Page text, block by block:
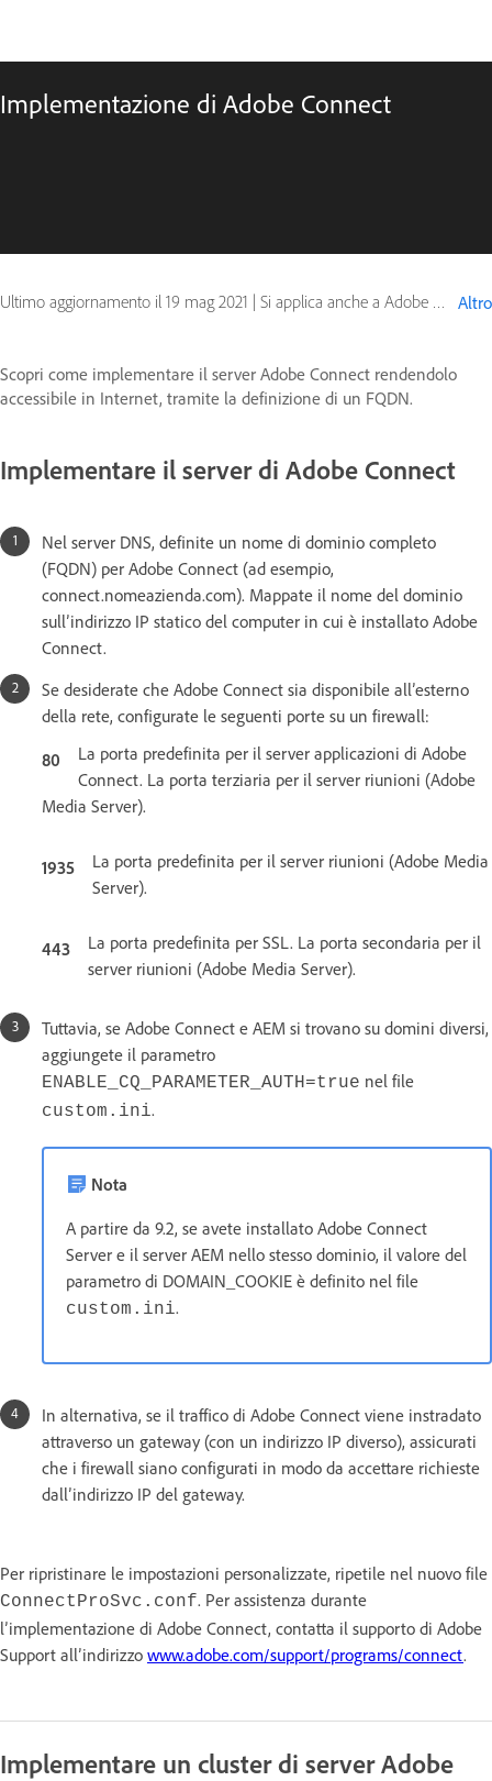
Implementazione di Adobe Connect
Ultimo aggiornamento il 19 mag 2021 | Si applica anche a Adobe Connect 10, Adobe Connect 9 Altro
Scopri come implementare il server Adobe Connect rendendolo
accessibile in Internet, tramite la definizione di un FQDN.
Implementare il server di Adobe Connect
Nel server DNS, definite un nome di dominio completo
(FQDN) per Adobe Connect (ad esempio,
connect.nomeazienda.com). Mappate il nome del dominio
sull’indirizzo IP statico del computer in cui è installato Adobe
Connect.
Se desiderate che Adobe Connect sia disponibile all’esterno
della rete, configurate le seguenti porte su un firewall:
80
La porta predefinita per il server applicazioni di Adobe
Connect. La porta terziaria per il server riunioni (Adobe
Media Server).
1935
La porta predefinita per il server riunioni (Adobe Media
Server).
443
La porta predefinita per SSL. La porta secondaria per il
server riunioni (Adobe Media Server).
Tuttavia, se Adobe Connect e AEM si trovano su domini diversi,
aggiungete il parametro
ENABLE_CQ_PARAMETER_AUTH=true nel file
custom.ini.
Nota
A partire da 9.2, se avete installato Adobe Connect
Server e il server AEM nello stesso dominio, il valore del
parametro di DOMAIN_COOKIE è definito nel file
custom.ini.
In alternativa, se il traffico di Adobe Connect viene instradato
attraverso un gateway (con un indirizzo IP diverso), assicurati
che i firewall siano configurati in modo da accettare richieste
dall’indirizzo IP del gateway.
Per ripristinare le impostazioni personalizzate, ripetile nel nuovo file
ConnectProSvc.conf. Per assistenza durante
l’implementazione di Adobe Connect, contatta il supporto di Adobe
Support all’indirizzo www.adobe.com/support/programs/connect.
Implementare un cluster di server Adobe